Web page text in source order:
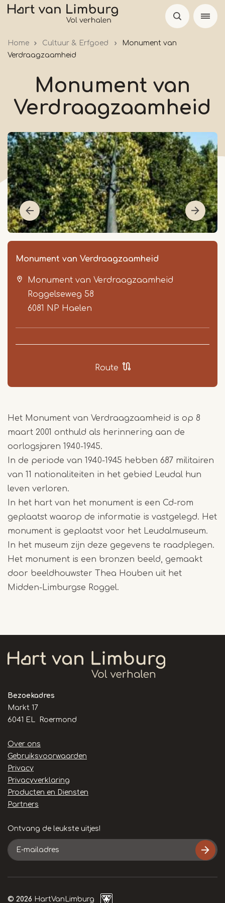
Overslaan
Home Cultuur & Erfgoed
Monument van
Verdraagzaamheid
Monument van
Verdraagzaamheid
Monument van Verdraagzaamheid
Monument van Verdraagzaamheid
Roggelseweg 58
6081 NP Haelen
Route
Het Monument van Verdraagzaamheid is op 8
maart 2001 onthuld als herinnering aan de
oorlogsjaren 1940-1945.
In de periode van 1940-1945 hebben 687 militairen
van 11 nationaliteiten in het gebied Leudal hun
leven verloren.
In het hart van het monument is een Cd-rom
geplaatst waarop de informatie is vastgelegd. Het
monument is geplaatst voor het Leudalmuseum.
In het museum zijn deze gegevens te raadplegen.
Het monument is een bronzen beeld, gemaakt
door beeldhouwster Thea Houben uit het
Midden-Limburgse Roggel.
Bezoekadres
Markt 17
6041 EL Roermond
Handige
links
Over ons
Gebruiksvoorwaarden
Privacy
Privacyverklaring
Producten en Diensten
Partners
Ontvang de leukste uitjes!
E-
mailadres
© 2026 HartVanLimburg